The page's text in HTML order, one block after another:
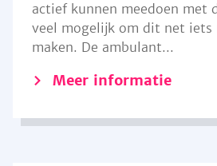
actief kunnen meedoen met
veel mogelijk om dit net iets
maken. De ambulant...
Meer informatie